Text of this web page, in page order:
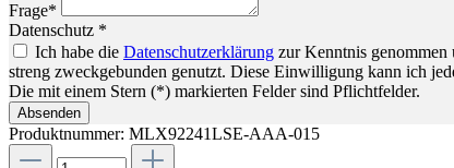
Frage*
Datenschutz *
Ich habe die Datenschutzerklärung zur Kenntnis genommen
streng zweckgebunden genutzt. Diese Einwilligung kann ich
Die mit einem Stern (*) markierten Felder sind Pflichtfelder.
Absenden
Produktnummer: MLX92241LSE-AAA-015